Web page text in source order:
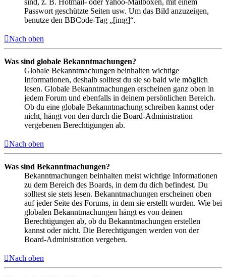
Passwort geschützte Seiten usw. Um das Bild anzuzeigen,
benutze den BBCode-Tag „[img]“.
Nach oben
Was sind globale Bekanntmachungen?
Globale Bekanntmachungen beinhalten wichtige
Informationen, deshalb solltest du sie so bald wie möglich
lesen. Globale Bekanntmachungen erscheinen ganz oben in
jedem Forum und ebenfalls in deinem persönlichen Bereich.
Ob du eine globale Bekanntmachung schreiben kannst oder
nicht, hängt von den durch die Board-Administration
vergebenen Berechtigungen ab.
Nach oben
Was sind Bekanntmachungen?
Bekanntmachungen beinhalten meist wichtige Informationen
zu dem Bereich des Boards, in dem du dich befindest. Du
solltest sie stets lesen. Bekanntmachungen erscheinen oben
auf jeder Seite des Forums, in dem sie erstellt wurden. Wie bei
globalen Bekanntmachungen hängt es von deinen
Berechtigungen ab, ob du Bekanntmachungen erstellen
kannst oder nicht. Die Berechtigungen werden von der
Board-Administration vergeben.
Nach oben